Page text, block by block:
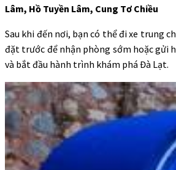
Lâm, Hồ Tuyền Lâm, Cung Tơ Chiều
Sau khi đến nơi, bạn có thể đi xe trung
đặt trước để nhận phòng sớm hoặc gửi
và bắt đầu hành trình khám phá Đà Lạt.